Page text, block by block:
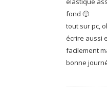
fond 🙂
tout sur pc,
écrire aussi
facilement
bonne